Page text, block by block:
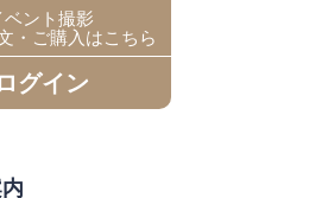
ベント撮影
・ご購入はこちら
グイン